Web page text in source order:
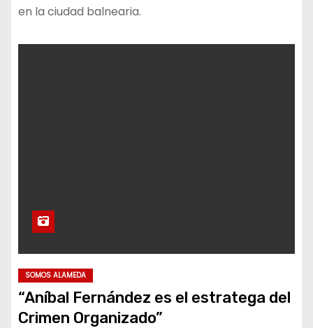
en la ciudad balnearia.
SOMOS ALAMEDA
“Aníbal Fernández es el estratega del
Crimen Organizado”